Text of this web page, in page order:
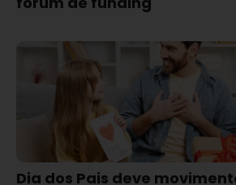
Dia dos Pais deve